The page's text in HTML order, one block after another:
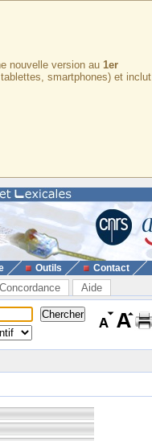
nouvelle version au 1er
smartphones) et inclut
Outils Contact
Concordance Aide